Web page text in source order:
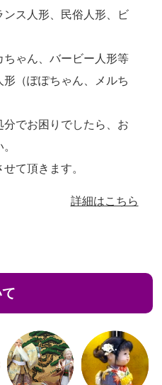
ンス人形、民俗人形、ビ
ちゃん、バービー人形等
形（ぽぽちゃん、メルち
でお困りでしたら、お
て頂きます。
詳細はこちら
て